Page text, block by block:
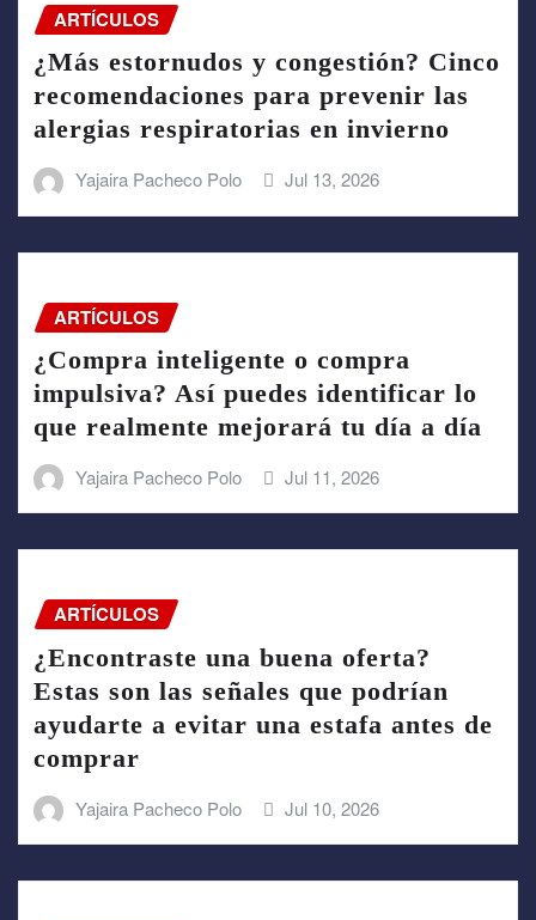
ARTÍCULOS
¿Más estornudos y congestión? Cinco
recomendaciones para prevenir las
alergias respiratorias en invierno
Yajaira Pacheco Polo Jul 13, 2026
ARTÍCULOS
¿Compra inteligente o compra
impulsiva? Así puedes identificar lo
que realmente mejorará tu día a día
Yajaira Pacheco Polo Jul 11, 2026
ARTÍCULOS
¿Encontraste una buena oferta?
Estas son las señales que podrían
ayudarte a evitar una estafa antes de
comprar
Yajaira Pacheco Polo Jul 10, 2026